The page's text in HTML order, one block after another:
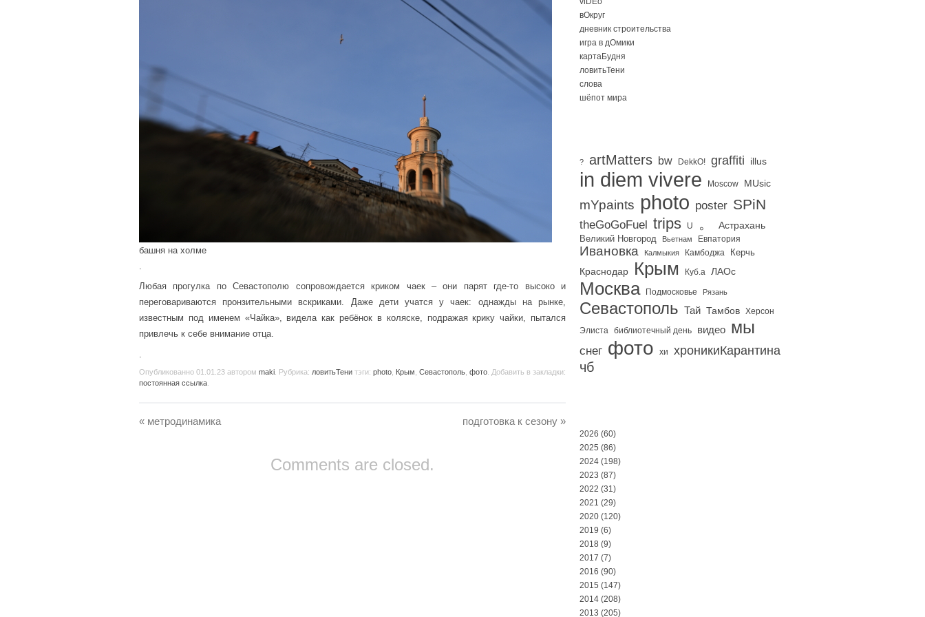
башня на холме
Любая прогулка по Севастополю сопровождается криком чаек – они парят где-то высоко и
переговариваются пронзительными вскриками. Даже дети учатся у чаек: однажды на рынке,
известным под именем «Чайка», видела как ребёнок в коляске, подражая крику чайки, пытался
привлечь к себе внимание отца.
Опубликованно 01.01.23 автором maki . Рубрика: ловитьТени тэги: photo Крым Севастополь фото . Добавить в закладки:
постоянная ссылка
« метродинамика подготовка к сезону »
Comments are closed.
вОкруг
дневник строительства
игра в дОмики
картаБудня
ловитьТени
слова
шёпот мира
? artMatters bw DekkO! graffiti illus
in diem vivere Moscow MUsic
mYpaints photo poster SPiN
theGoGoFuel trips U 。 Астрахань
Великий Новгород Вьетнам Евпатория
Ивановка Калмыкия Камбоджа Керчь
Краснодар Крым Куб.а ЛАОс
Москва Подмосковье Рязань
Севастополь Тай Тамбов Херсон
Элиста библиотечный день видео мы
снег фото хи хроникиКарантина
чб
2026 (60)
2025 (86)
2024 (198)
2023 (87)
2022 (31)
2021 (29)
2020 (120)
2019 (6)
2018 (9)
2017 (7)
2016 (90)
2015 (147)
2014 (208)
2013 (205)